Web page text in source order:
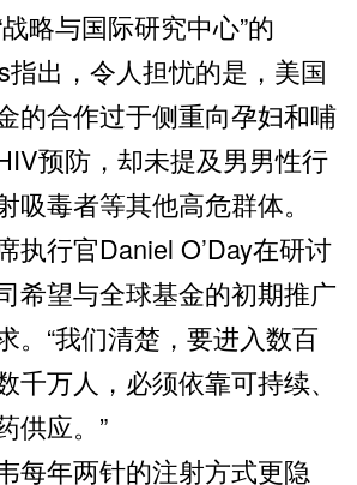
与国际研究中心”的
指出，令人担忧的是，美国
的合作过于侧重向孕妇和哺
预防，却未提及男男性行
吸毒者等其他高危群体。
行官Daniel O’Day在研讨
希望与全球基金的初期推广
。“我们清楚，要进入数百
千万人，必须依靠可持续、
供应。”
年两针的注射方式更隐